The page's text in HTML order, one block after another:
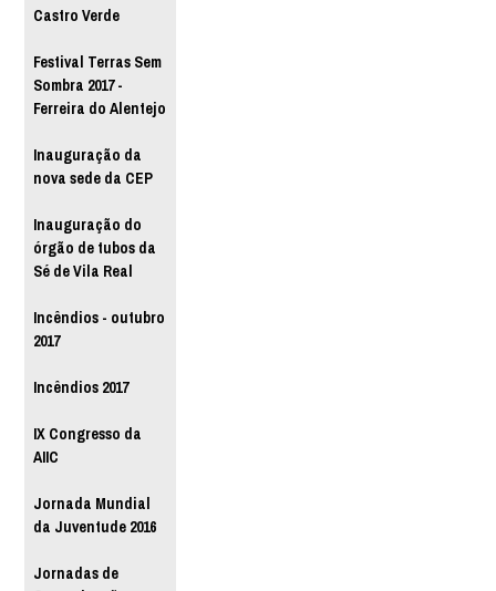
Castro Verde
Festival Terras Sem
Sombra 2017 -
Ferreira do Alentejo
Inauguração da
nova sede da CEP
Inauguração do
órgão de tubos da
Sé de Vila Real
Incêndios - outubro
2017
Incêndios 2017
IX Congresso da
AIIC
Jornada Mundial
da Juventude 2016
Jornadas de